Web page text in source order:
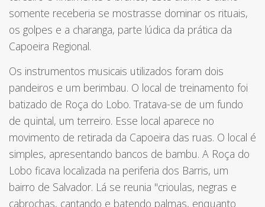
somente receberia se mostrasse dominar os rituais,
os golpes e a charanga, parte lúdica da prática da
Capoeira Regional.
Os instrumentos musicais utilizados foram dois
pandeiros e um berimbau. O local de treinamento foi
batizado de Roça do Lobo. Tratava-se de um fundo
de quintal, um terreiro. Esse local aparece no
movimento de retirada da Capoeira das ruas. O local é
simples, apresentando bancos de bambu. A Roça do
Lobo ficava localizada na periferia dos Barris, um
bairro de Salvador. Lá se reunia "crioulas, negras e
cabrochas, cantando e batendo palmas, enquanto